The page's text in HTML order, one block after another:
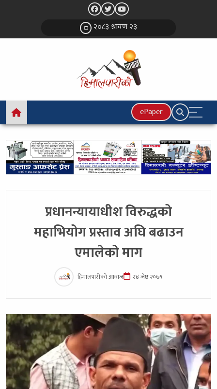
२०८३ श्रावण २३
ePaper
प्रधानन्यायाधीश विरुद्धको
महाभियोग प्रस्ताव अघि बढाउन
एमालेको माग
हिमालपारीको आवाज २४ जेष्ठ २०७९